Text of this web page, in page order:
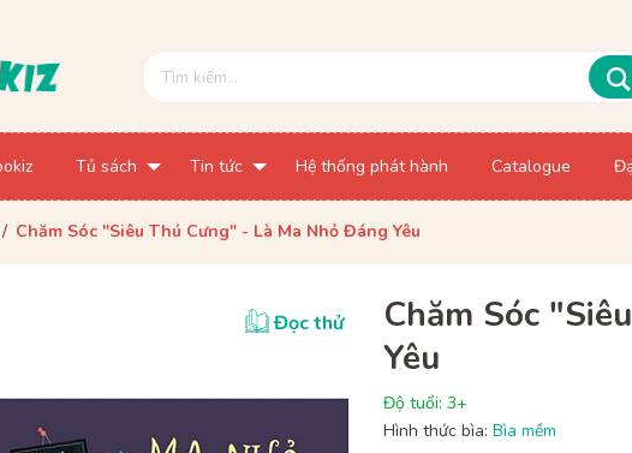
Tủ sách Tin tức Hệ thống phát hành Catalogue
/ Chăm Sóc "Siêu Thú Cưng" - Là Ma Nhỏ Đáng Yêu
Đọc thử
Chăm Sóc
Yêu
Độ tuổi: 3+
Hình thức bìa: Bìa mềm